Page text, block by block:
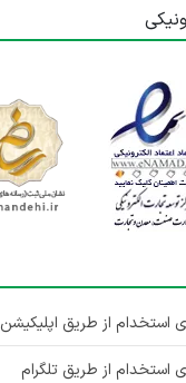
استخدام از طریق اپلیکیشن
استخدام از طریق تلگرام